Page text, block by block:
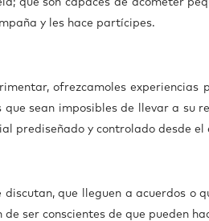
que son capaces de acometer
y les hace partícipes.
ofrezcamoles experiencias
sean imposibles de llevar a su
prediseñado y controlado desde el
discutan, que lleguen a acuerdos o
ser conscientes de que pueden